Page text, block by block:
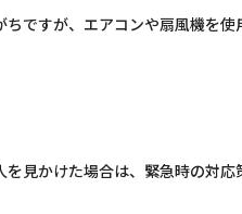
ですが、エアコンや扇風機を
見かけた場合は、緊急時の対応